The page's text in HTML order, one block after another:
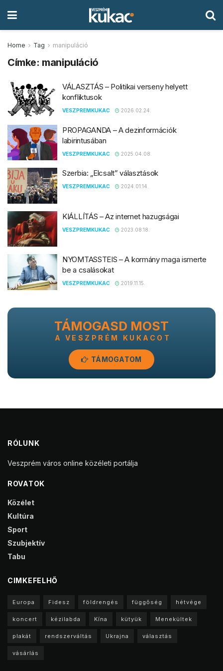
Home Tag manipuláció
Címke: manipuláció
VÁLASZTÁS – Politikai verseny helyett
konfliktusok
VESZPREMKUKAC 2026.02.24.
PROPAGANDA – A dezinformációk
labirintusában
VESZPREMKUKAC 2025.04.08.
Szerbia: „Elcsalt” választások
VESZPREMKUKAC 2024.01.14.
KIÁLLÍTÁS – Az internet hazugságai
VESZPREMKUKAC 2023.08.18.
NYOMTASSTEIS – A kormány maga ismerte
be a csalásokat
VESZPREMKUKAC 2019.11.15.
TÁMOGASD MOST
A VESZPRÉM KUKACOT
TÁMOGATOM
RÓLUNK
Veszprém város online közéleti portálja
ROVATOK
Közélet
Kultúra
Sport
Szubjektív
Tabu
CIMKEFELHŐ
Europa Fidesz földrengés függőség hétvége
koncert kézilabda Kína kütyük Menekültek
plakát rendszerváltás Ukrajna választás
vásárlás